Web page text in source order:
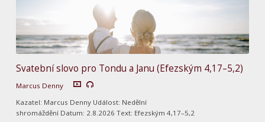
Svatební slovo pro Tondu a Janu (Efezským 4,17–5,2)
Marcus Denny
Kazatel: Marcus Denny Událost: Nedělní
shromáždění Datum: 2.8.2026 Text: Efezským 4,17–5,2